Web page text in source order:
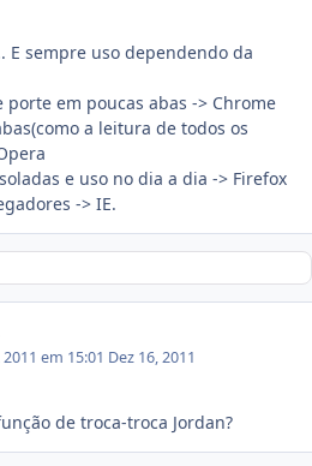
E sempre uso dependendo da
em poucas abas -> Chrome
a leitura de todos os
e uso no dia a dia -> Firefox
-> IE.
em 15:01 Dez 16, 2011
de troca-troca Jordan?